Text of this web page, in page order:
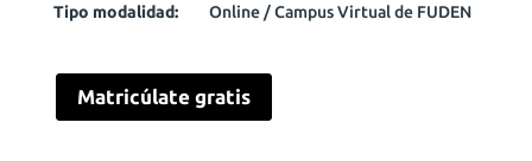
Tipo modalidad: Online / Campus Virtual de FUDEN
Matricúlate gratis